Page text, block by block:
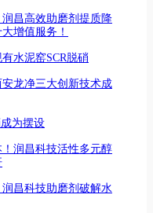
昌高效助磨剂提质降
增值服务！
水泥窑SCR脱硝
龙净三大创新技术成
为摆设
润昌科技活性多元醇
昌科技助磨剂破解水